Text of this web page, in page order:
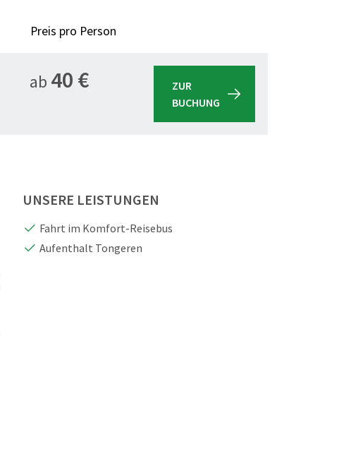
Preis pro Person
ab 40 €
ZUR
BUCHUNG
UNSERE LEISTUNGEN
Fahrt im Komfort-Reisebus
Aufenthalt Tongeren